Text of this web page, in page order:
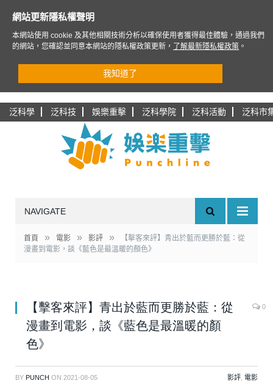
泛科學 泛科技 娛樂重擊 泛科學院 泛科活動 泛科市
NAVIGATE
首頁 » 電影 » 影評 »
【擊客來評】青出於藍而更勝於藍：從
漫畫到電影，談《藍色是最溫暖的顏色》
【擊客來評】青出於藍而更勝於藍：從
漫畫到電影，談《藍色是最溫暖的顏
色》
0
BY PUNCH ON 2021-08-05 影評 電影
網站更新隱私權聲明
本網站使用 cookie 及其他相關技術分析以確保使用者獲得最佳體驗，通過我們
的網站，您確認並同意本網站的隱私權政策更新，
了解最新隱私權政策 。
我知道了